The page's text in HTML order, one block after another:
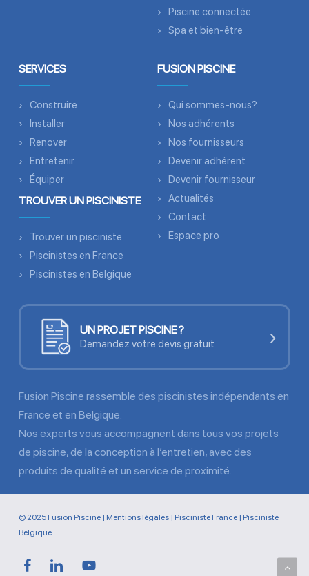
Piscine connectée
Spa et bien-être
SERVICES
Construire
Installer
Renover
Entretenir
Équiper
TROUVER UN PISCINISTE
Trouver un pisciniste
Piscinistes en France
Piscinistes en Belgique
FUSION PISCINE
Qui sommes-nous?
Nos adhérents
Nos fournisseurs
Devenir adhérent
Devenir fournisseur
Actualités
Contact
Espace pro
UN PROJET PISCINE ?
Demandez votre devis gratuit ›
Fusion Piscine rassemble des piscinistes indépendants en
France et en Belgique.
Nos experts vous accompagnent dans tous vos projets
de piscine, de la conception à l’entretien, avec des
produits de qualité et un service de proximité.
© 2025 Fusion Piscine | Mentions légales| Pisciniste France| Pisciniste
Belgique
facebooklinkedin youtube